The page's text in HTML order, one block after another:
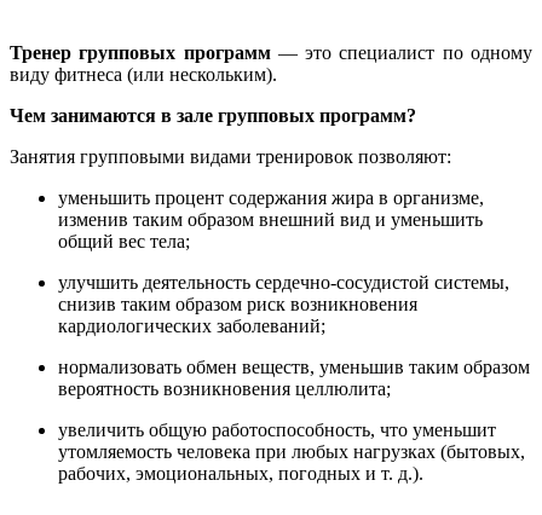
Тренер групповых программ— это специалист по одному
виду фитнеса (или нескольким).
Чем занимаются в зале групповых программ?
Занятия групповыми видами тренировок позволяют:
уменьшить процент содержания жира в организме,
изменив таким образом внешний вид и уменьшить
общий вес тела;
улучшить деятельность сердечно-сосудистой системы,
снизив таким образом риск возникновения
кардиологических заболеваний;
нормализовать обмен веществ, уменьшив таким образом
вероятность возникновения целлюлита;
увеличить общую работоспособность, что уменьшит
утомляемость человека при любых нагрузках (бытовых,
рабочих, эмоциональных, погодных и т. д.).